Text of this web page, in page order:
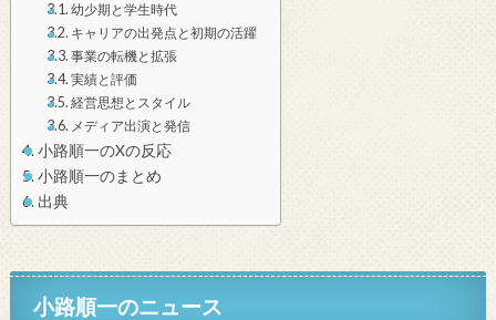
幼少期と学生時代
キャリアの出発点と初期の活躍
事業の転機と拡張
実績と評価
経営思想とスタイル
メディア出演と発信
小路順一のXの反応
小路順一のまとめ
出典
小路順一のニュース